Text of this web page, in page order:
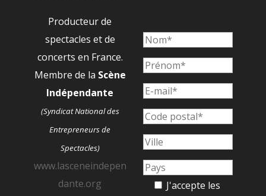
Producteur de
spectacles et de
concerts en France.
Membre de la Scène
Indépendante
(Syndicat National des
Entrepreneurs de
Spectacles)
www.lasceneindepen
dante.org
J'accepte les